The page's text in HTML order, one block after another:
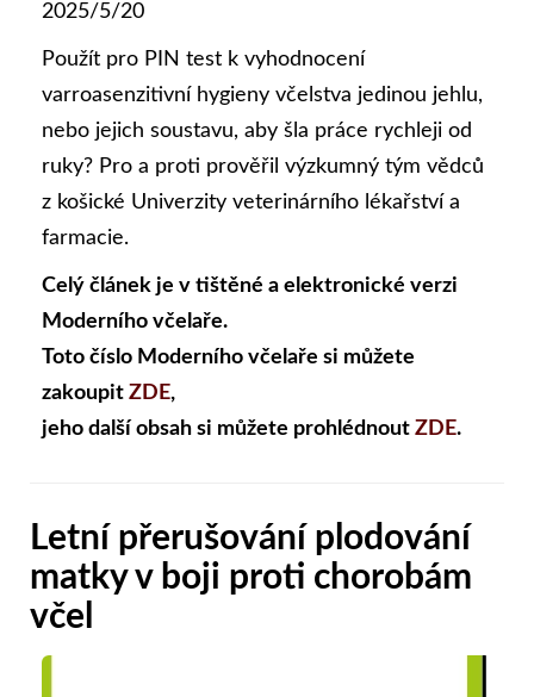
2025/5/20
Použít pro PIN test k vyhodnocení
varroasenzitivní hygieny včelstva jedinou jehlu,
nebo jejich soustavu, aby šla práce rychleji od
ruky? Pro a proti prověřil výzkumný tým vědců
z košické Univerzity veterinárního lékařství a
farmacie.
Celý článek je v tištěné a elektronické verzi
Moderního včelaře.
Toto číslo Moderního včelaře si můžete
zakoupit ZDE,
jeho další obsah si můžete prohlédnout ZDE.
Letní přerušování plodování
matky v boji proti chorobám
včel